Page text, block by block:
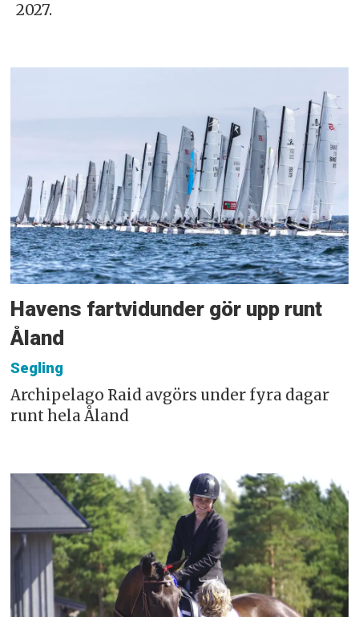
2027.
Havens fartvidunder gör upp runt
Åland
Segling
Archipelago Raid avgörs under fyra dagar
runt hela Åland